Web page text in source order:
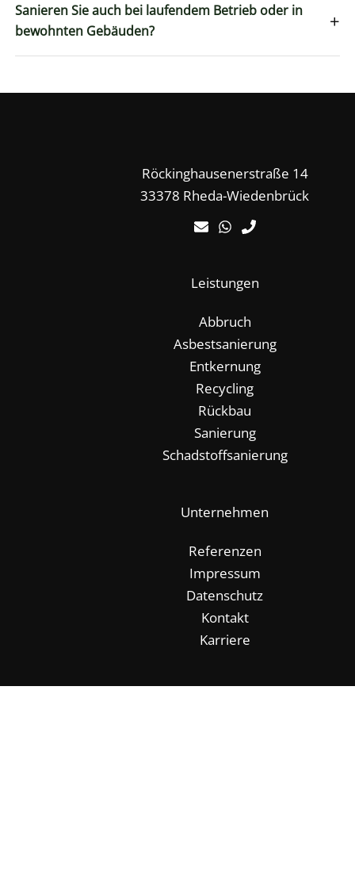
Sanieren Sie auch bei laufendem Betrieb oder in
bewohnten Gebäuden?
+
Röckinghausenerstraße 14
33378 Rheda-Wiedenbrück
Leistungen
Abbruch
Asbestsanierung
Entkernung
Recycling
Rückbau
Sanierung
Schadstoffsanierung
Unternehmen
Referenzen
Impressum
Datenschutz
Kontakt
Karriere